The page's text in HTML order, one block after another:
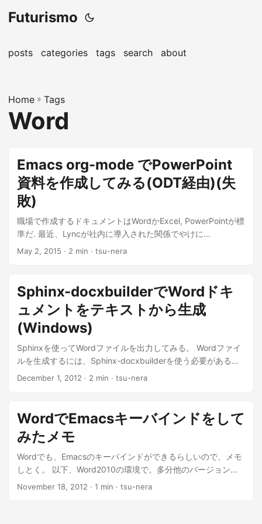
Futurismo
posts categories tags search about
Home » Tags
Word
Emacs org-mode でPowerPoint
資料を作成してみる(ODT経由)(失
敗)
職場で作成するドキュメントはWordかExcel, PowerPointが標
準だ. 最近、Lyncが社内に導入された関係でやけに
PowerPoi...
May 2, 2015 · 2 min · tsu-nera
Sphinx-docxbuilderでWordドキ
ュメントをテキストから生成
(Windows)
Sphinxを使ってWordファイルを出力してみる。 Wordファイ
ルを生成するには、Sphinx-docxbuilderを使う必要がある。
今...
December 1, 2012 · 2 min · tsu-nera
WordでEmacsキーバインドをして
みたメモ
Wordでも、Emacsのキーバインドができるらしいので、メモ
しとく。 以下、Word2010の環境で。多分他のバージョンで
も同機能はある。 以...
November 18, 2012 · 1 min · tsu-nera